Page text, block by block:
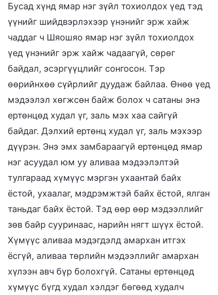
Бусад хүнд ямар нэг зүйл тохиолдох үед тэд
үүнийг шийдвэрлэхээр үнэнийг эрж хайж
чаддаг ч Шяошяо ямар нэг зүйл тохиолдох
үед үнэнийг эрж хайж чадаагүй, сөрөг
байдал, эсэргүүцлийг сонгосон. Тэр
өөрийнхөө сүйрлийг дуудаж байлаа. Өнөө үед
мэдээлэл хөгжсөн байж болох ч сатаны энэ
ертөнцөд худал үг, заль мэх хаа сайгүй
байдаг. Дэлхий ертөнц худал үг, заль мэхээр
дүүрэн. Энэ эмх замбараагүй ертөнцөд ямар
нэг асуудал юм уу аливаа мэдээлэлтэй
тулгараад хүмүүс мэргэн ухаантай байх
ёстой, ухаалаг, мэдрэмжтэй байх ёстой, ялган
таньдаг байх ёстой. Тэд өөр өөр мэдээллийг
зөв байр сууринаас, нарийн нягт шүүх ёстой.
Хүмүүс аливаа мэдэгдэлд амархан итгэх
ёсгүй, аливаа төрлийн мэдээллийг амархан
хүлээн авч бүр болохгүй. Сатаны ертөнцөд
хүмүүс бүгд худал хэлдэг бөгөөд худалч